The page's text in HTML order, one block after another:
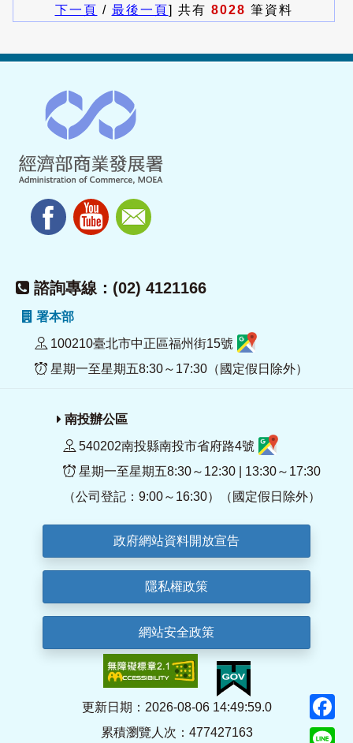
下一頁 / 最後一頁] 共有 8028 筆資料
諮詢專線：(02) 4121166
署本部
100210臺北市中正區福州街15號
星期一至星期五8:30～17:30（國定假日除外）
南投辦公區
540202南投縣南投市省府路4號
星期一至星期五8:30～12:30 | 13:30～17:30
（公司登記：9:00～16:30）（國定假日除外）
政府網站資料開放宣告
隱私權政策
網站安全政策
更新日期：2026-08-06 14:49:59.0
累積瀏覽人次：477427163